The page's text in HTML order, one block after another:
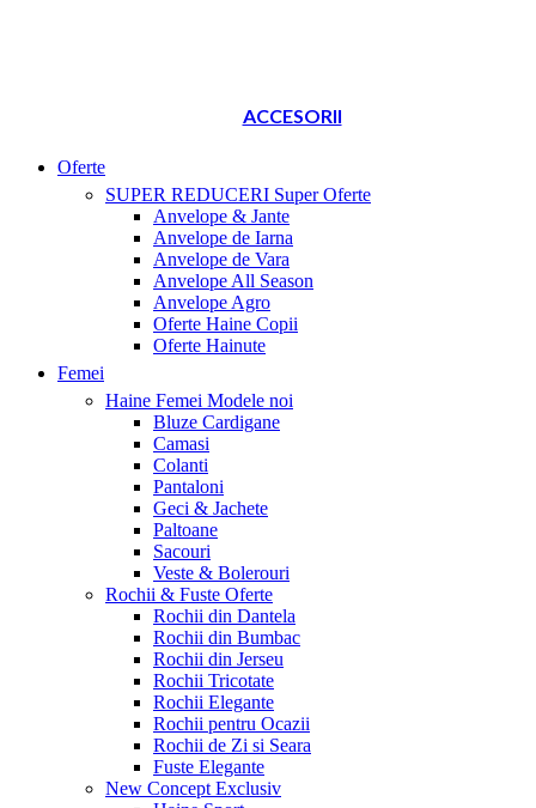
ACCESORII
Oferte
SUPER REDUCERI Super Oferte
Anvelope & Jante
Anvelope de Iarna
Anvelope de Vara
Anvelope All Season
Anvelope Agro
Oferte Haine Copii
Oferte Hainute
Femei
Haine Femei Modele noi
Bluze Cardigane
Camasi
Colanti
Pantaloni
Geci & Jachete
Paltoane
Sacouri
Veste & Bolerouri
Rochii & Fuste Oferte
Rochii din Dantela
Rochii din Bumbac
Rochii din Jerseu
Rochii Tricotate
Rochii Elegante
Rochii pentru Ocazii
Rochii de Zi si Seara
Fuste Elegante
New Concept Exclusiv